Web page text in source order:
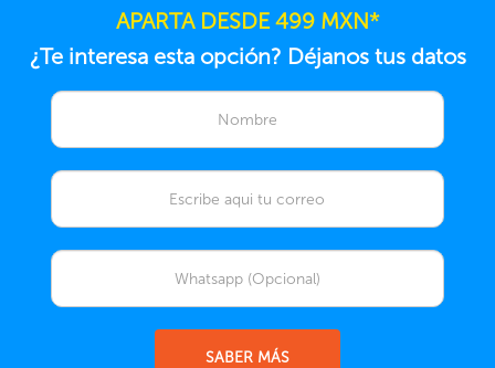
APARTA DESDE 499 MXN*
¿Te interesa esta opción? Déjanos tus datos
SABER MÁS